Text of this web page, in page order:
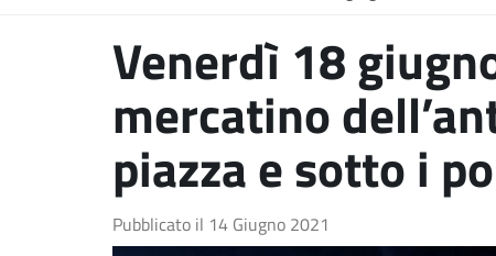
Venerdì 18
mercatino
piazza e sotto i
Pubblicato il 14 Giugno 2021